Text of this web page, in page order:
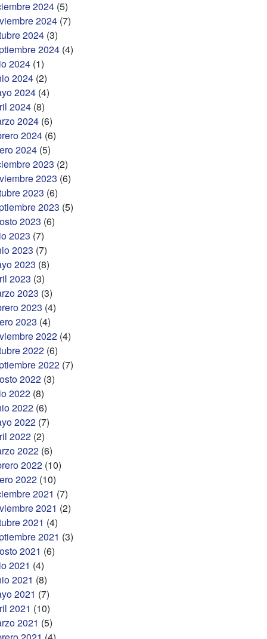
2024 (5)
2024 (7)
2024 (3)
2024 (4)
2024 (1)
2024 (2)
2024 (4)
2024 (8)
2024 (6)
2024 (6)
2024 (5)
2023 (2)
2023 (6)
2023 (6)
2023 (5)
2023 (6)
2023 (7)
2023 (7)
2023 (8)
2023 (3)
2023 (3)
2023 (4)
2023 (4)
2022 (4)
2022 (6)
2022 (7)
2022 (3)
2022 (8)
2022 (6)
2022 (7)
2022 (2)
2022 (6)
2022 (10)
2022 (10)
2021 (7)
2021 (2)
2021 (4)
2021 (3)
2021 (6)
2021 (4)
2021 (8)
2021 (7)
2021 (10)
2021 (5)